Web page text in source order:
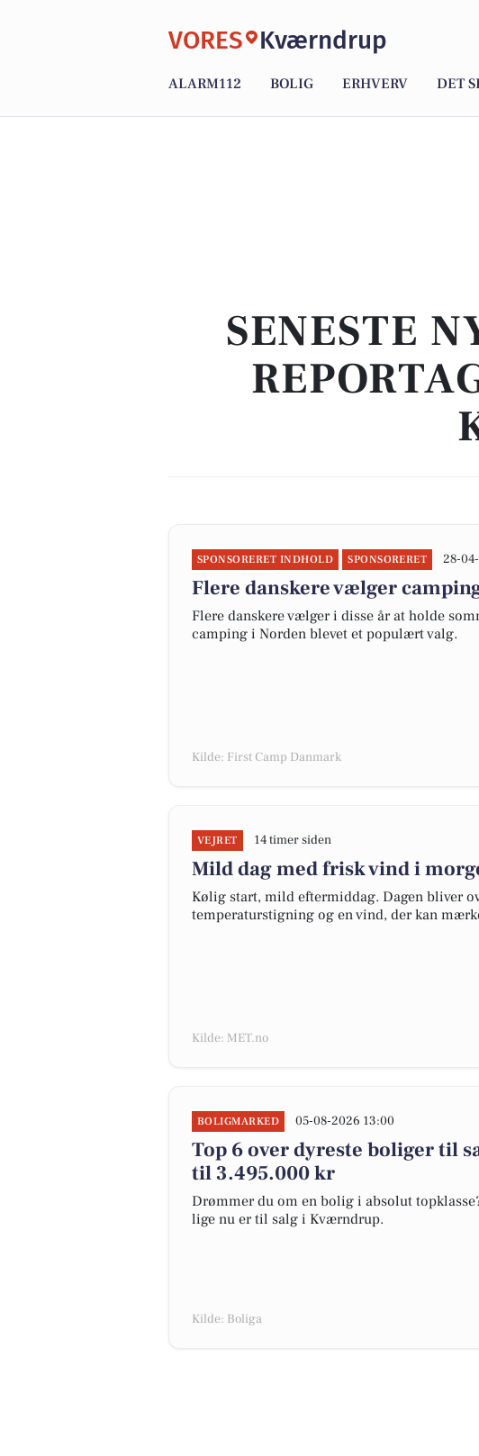
VORES Kværndrup
ALARM112 BOLIG ERHVERV DET
SENESTE
SPONSORERET INDHOLD SPONSORERET 28-
Flere danskere vælger
Flere danskere vælger i disse år at holde
camping i Norden blevet et populært valg.
Kilde: First Camp Danmark
VEJRET 14 timer siden
Mild dag med frisk vind i
Kølig start, mild eftermiddag. Dagen bliver
temperaturstigning og en vind, der kan
Kilde: MET.no
BOLIGMARKED 05-08-2026 13:00
Top 6 over dyreste boliger til
til 3.495.000 kr
Drømmer du om en bolig i absolut
lige nu er til salg i Kværndrup.
Kilde: Boliga